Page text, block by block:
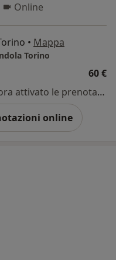
Online
• Mappa
Torino
60 €
Questo dottore non ha ancora attivato le prenotazioni online presso questo indirizzo.
online